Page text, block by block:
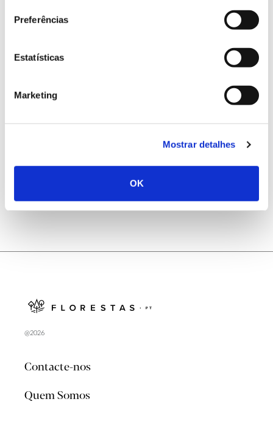
Preferências
Estatísticas
Marketing
Mostrar detalhes
OK
Registar galhas de Trichi em acácia-das-espigas:
cidadãos chamados a ajudar
Natureza e florestas procuram jovens voluntários
@2026
Contacte-nos
Quem Somos